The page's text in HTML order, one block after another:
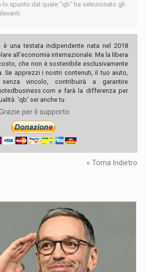
lo spunto dal quale "qb" ha selezionato gli
è una testata indipendente nata nel 2018
all'economia internazionale. Ma la libera
che non è sostenibile esclusivamente
Se apprezzi i nostri contenuti, il tuo aiuto,
vincolo, contribuirà a garantire
e farà la differenza per
'qb' sei anche tu.
per il supporto
« Torna Indietro